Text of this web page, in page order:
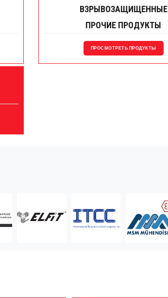
ВЗРЫВОЗАЩИЩЕННЫЕ
ПРОЧИЕ ПРОДУКТЫ
ПРОСМОТРЕТЬ ПРОДУКТЫ